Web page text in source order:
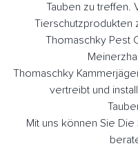
Tauben zu treffen.
Tierschutzprodukten
Thomaschky Pest
Thomaschky
vertreibt und
Mit uns können Sie